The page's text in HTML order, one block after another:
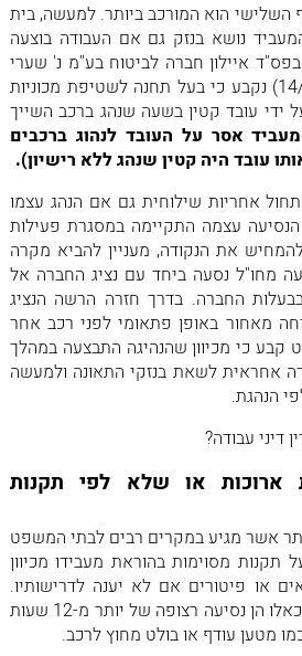
השלישי הוא המורכב ביותר. למעשה, בית
נושא בנזק גם אם העבודה בוצעה
בפס"ד איילון חברה לביטוח בע"מ נ' שערי
דלק (ניתן בתאריך 14/12/03) נקבע כי בעל תחנה לשטיפת מכוניות
ידי עובד קטין בשעה שנהג ברכב השייך
אסר על העובד לנהוג ברכבים
עובד היה קטין שנהג ללא רישיון).
אחריות שילוחית גם אם הנהג עצמו
עצמה התקיימה במסגרת פעילות
את הנקודה, מעניין להביא מקרה
שהגיעה מחו"ל נסעה ביחד עם נציג החברה אל
החברה. בדרך חזרה הרשה הנציג
מאחור באופן פתאומי לפני רכב אחר
קבע כי מכיוון שהנהיגה התבצעה במהלך
אחראית לשאת בנזקי התאונה ולמעשה
הנהגת.
דיני עבודה?
ארוכות או שלא לפי תקנות
אשר מגיע במקרים רבים לבתי המשפט
תקנות מסוימות בהוראת מעבידו מכיוון
או פיטורים אם לא יענה לדרישותיו.
דוגמאות לעבירות תעבורה כאלו הן נסיעה רצופה של יותר מ-12 שעות
מטען עודף או בולט מחוץ לרכב.